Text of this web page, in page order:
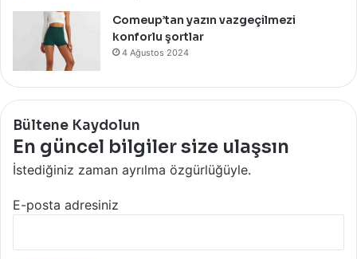
Comeup’tan yazın vazgeçilmezi
konforlu şortlar
4 Ağustos 2024
Bültene Kaydolun
En güncel bilgiler size ulaşsın
İstediğiniz zaman ayrılma özgürlüğüyle.
E-posta adresiniz